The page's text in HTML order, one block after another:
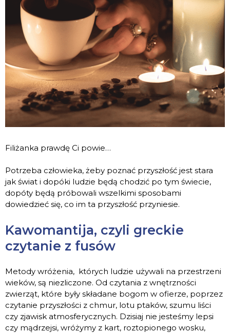
Filiżanka prawdę Ci powie…
Potrzeba człowieka, żeby poznać przyszłość jest stara
jak świat i dopóki ludzie będą chodzić po tym świecie,
dopóty będą próbowali wszelkimi sposobami
dowiedzieć się, co im ta przyszłość przyniesie.
Kawomantija, czyli greckie
czytanie z fusów
Metody wróżenia, których ludzie używali na przestrzeni
wieków, są niezliczone. Od czytania z wnętrzności
zwierząt, które były składane bogom w ofierze, poprzez
czytanie przyszłości z chmur, lotu ptaków, szumu liści
czy zjawisk atmosferycznych. Dzisiaj nie jesteśmy lepsi
czy mądrzejsi, wróżymy z kart, roztopionego wosku,